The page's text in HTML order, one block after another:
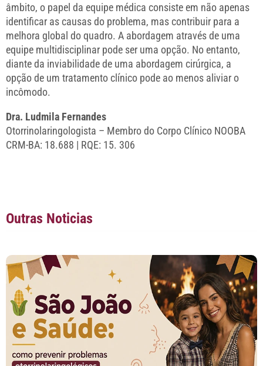
âmbito, o papel da equipe médica consiste em não apenas
identificar as causas do problema, mas contribuir para a
melhora global do quadro. A abordagem através de uma
equipe multidisciplinar pode ser uma opção. No entanto,
diante da inviabilidade de uma abordagem cirúrgica, a
opção de um tratamento clínico pode ao menos aliviar o
incômodo.
Dra. Ludmila Fernandes
Otorrinolaringologista – Membro do Corpo Clínico NOOBA
CRM-BA: 18.688 | RQE: 15. 306
Outras Noticias